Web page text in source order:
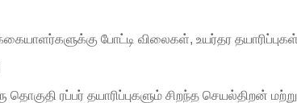
போட்டி விலைகள், உயர்தர
ரப்பர் தயாரிப்புகளும் சிறந்த செயல்திறன்